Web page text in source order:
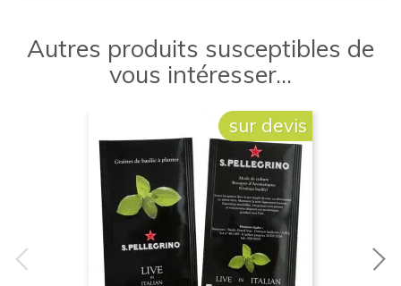
Autres produits susceptibles de
vous intéresser...
sur devis